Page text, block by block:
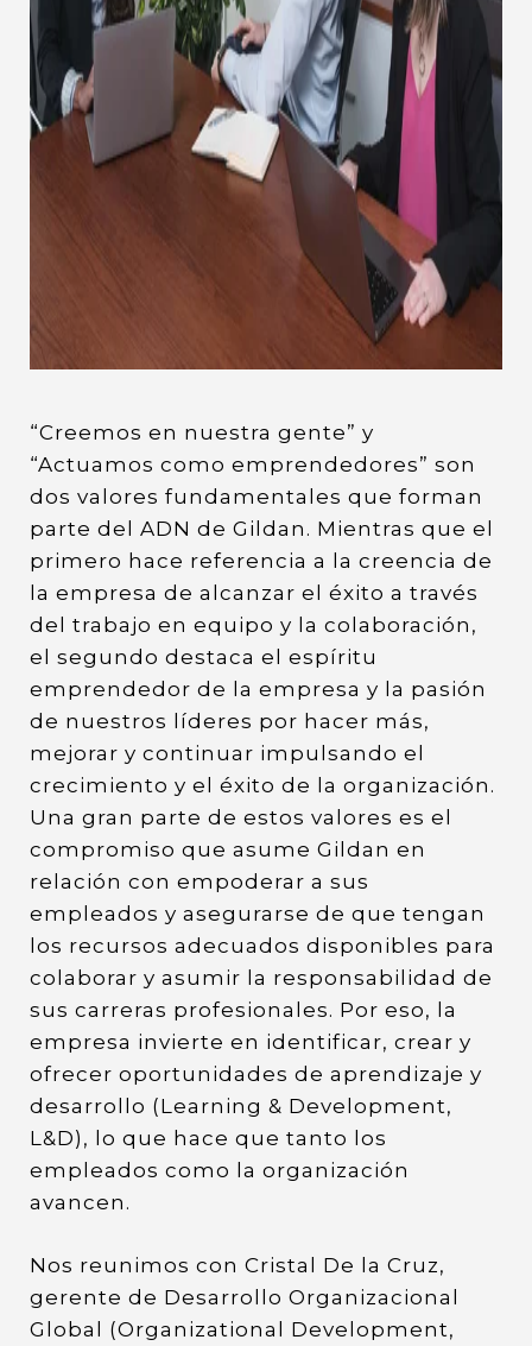
“Creemos en nuestra gente” y
“Actuamos como emprendedores” son
dos valores fundamentales que forman
parte del ADN de Gildan. Mientras que el
primero hace referencia a la creencia de
la empresa de alcanzar el éxito a través
del trabajo en equipo y la colaboración,
el segundo destaca el espíritu
emprendedor de la empresa y la pasión
de nuestros líderes por hacer más,
mejorar y continuar impulsando el
crecimiento y el éxito de la organización.
Una gran parte de estos valores es el
compromiso que asume Gildan en
relación con empoderar a sus
empleados y asegurarse de que tengan
los recursos adecuados disponibles para
colaborar y asumir la responsabilidad de
sus carreras profesionales. Por eso, la
empresa invierte en identificar, crear y
ofrecer oportunidades de aprendizaje y
desarrollo (Learning & Development,
L&D), lo que hace que tanto los
empleados como la organización
avancen.
Nos reunimos con Cristal De la Cruz,
gerente de Desarrollo Organizacional
Global (Organizational Development,